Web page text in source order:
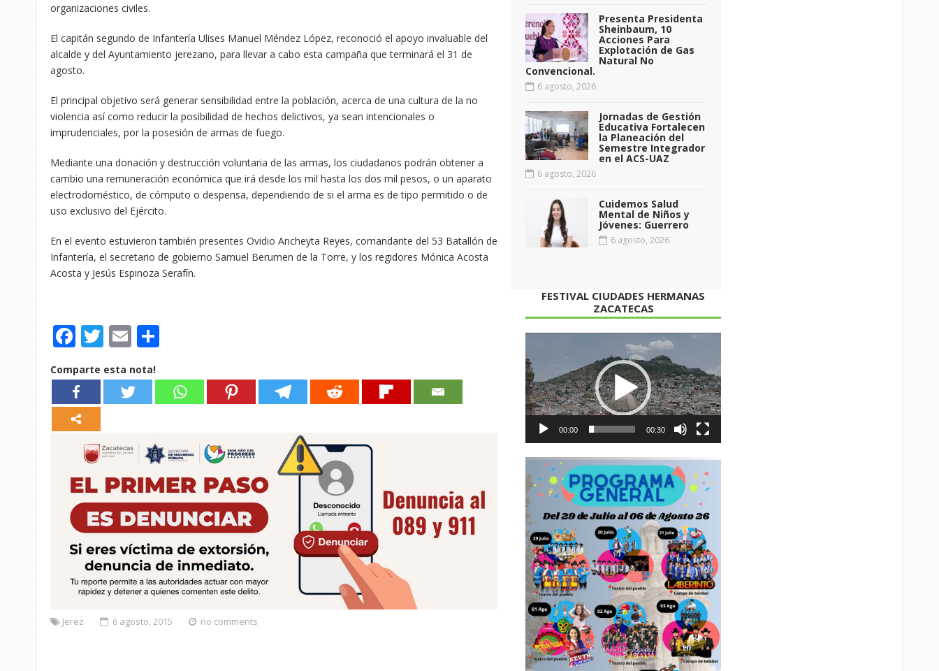
organizaciones civiles.
El capitán segundo de Infantería Ulises Manuel Méndez López, reconoció el apoyo invaluable del
alcalde y del Ayuntamiento jerezano, para llevar a cabo esta campaña que terminará el 31 de
agosto.
El principal objetivo será generar sensibilidad entre la población, acerca de una cultura de la no
violencia así como reducir la posibilidad de hechos delictivos, ya sean intencionales o
imprudenciales, por la posesión de armas de fuego.
Mediante una donación y destrucción voluntaria de las armas, los ciudadanos podrán obtener a
cambio una remuneración económica que irá desde los mil hasta los dos mil pesos, o un aparato
electrodoméstico, de cómputo o despensa, dependiendo de si el arma es de tipo permitido o de
uso exclusivo del Ejército.
En el evento estuvieron también presentes Ovidio Ancheyta Reyes, comandante del 53 Batallón de
Infantería, el secretario de gobierno Samuel Berumen de la Torre, y los regidores Mónica Acosta
Acosta y Jesús Espinoza Serafín.
Facebook
Twitter
Email
Comparte esta nota!
Jerez 6 agosto, 2015 no comments
Presenta Presidenta
Sheinbaum, 10
Acciones Para
Explotación de Gas
Natural No
Convencional.
6 agosto, 2026
Jornadas de Gestión
Educativa Fortalecen
la Planeación del
Semestre Integrador
en el ACS-UAZ
6 agosto, 2026
Cuidemos Salud
Mental de Niños y
Jóvenes: Guerrero
6 agosto, 2026
FESTIVAL CIUDADES HERMANAS
ZACATECAS
de
vídeo
00:00 00:30